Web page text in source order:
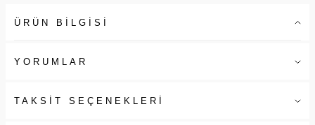
ÜRÜN BİLGİSİ
YORUMLAR
TAKSİT SEÇENEKLERİ